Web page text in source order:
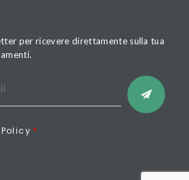
per ricevere direttamente sulla tua